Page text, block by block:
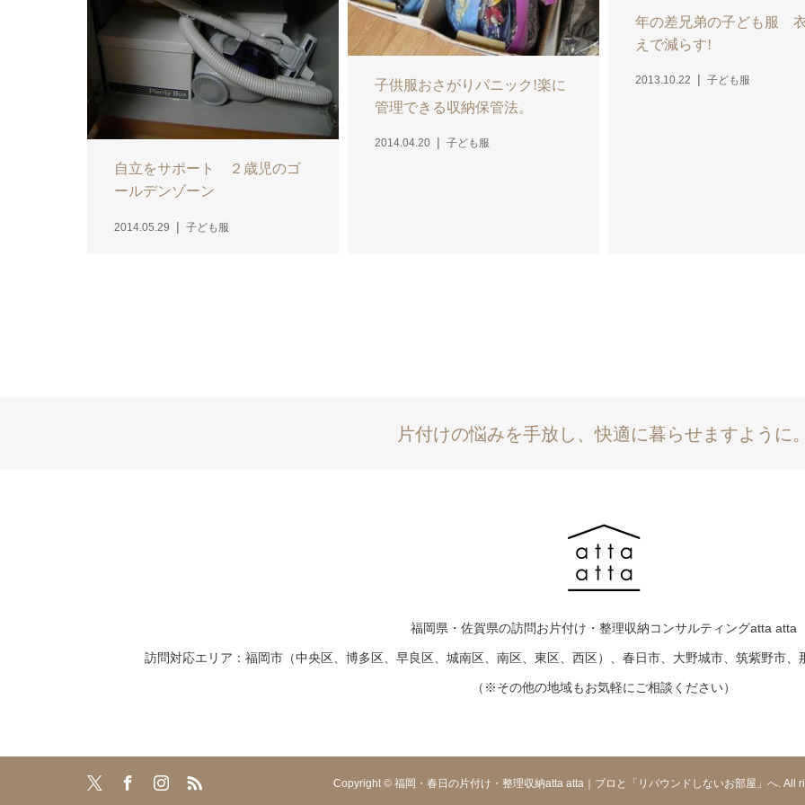
自立をサポート ２歳児のゴ
ールデンゾーン
2014.05.29 子ども服
子供服おさがりパニック!楽に
管理できる収納保管法。
2014.04.20 子ども服
年の差兄弟の子ども服
えで減らす!
2013.10.22 子ども服
片付けの悩みを手放し、快適に暮らせますように
福岡県・佐賀県の訪問お片付け・整理収納コンサルティングatta atta
訪問対応エリア：福岡市（中央区、博多区、早良区、城南区、南区、東区、西区）、春日市、大野城市、筑紫野市
（※その他の地域もお気軽にご相談ください）
Copyright © 福岡・春日の片付け・整理収納atta atta｜プロと「リバウンドしないお部屋」へ. All